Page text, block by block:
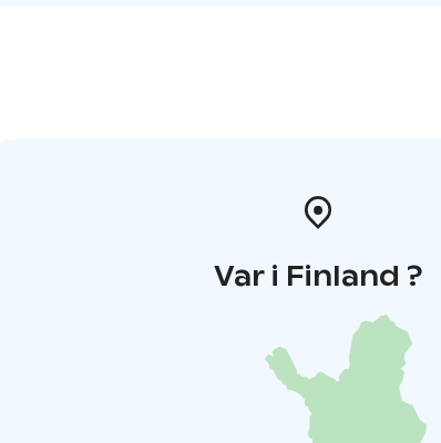
Var i Finland ?